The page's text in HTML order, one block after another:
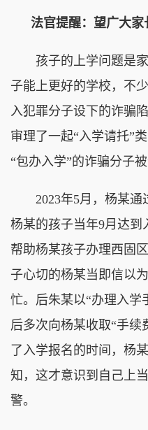
法官提醒：望广大
孩子的上学问题是家
子能上更好的学校，不
入犯罪分子设下的诈骗
审理了一起“入学请托”
“包办入学”的诈骗分子
2023年5月，杨某通
杨某的孩子当年9月达到
帮助杨某孩子办理西固
子心切的杨某当即信以
忙。后朱某以“办理入学
后多次向杨某收取“手续
了入学报名的时间，杨
知，这才意识到自己上
警。